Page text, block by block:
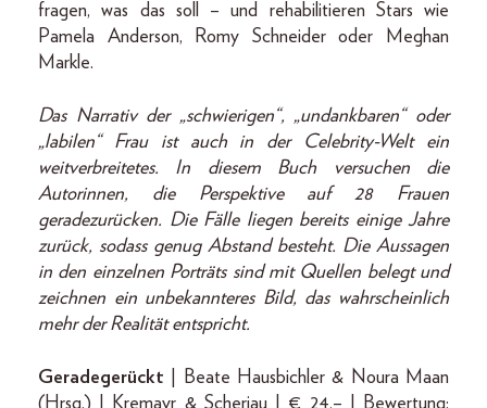
fragen, was das soll – und rehabilitieren Stars wie
Pamela Anderson, Romy Schneider oder Meghan
Markle.
Das Narrativ der „schwierigen“, „undankbaren“ oder
„labilen“ Frau ist auch in der Celebrity-Welt ein
weitverbreitetes. In diesem Buch versuchen die
Autorinnen, die Perspektive auf 28 Frauen
geradezurücken. Die Fälle liegen bereits einige Jahre
zurück, sodass genug Abstand besteht. Die Aussagen
in den einzelnen Porträts sind mit Quellen belegt und
zeichnen ein unbekannteres Bild, das wahrscheinlich
mehr der Realität entspricht.
Geradegerückt
| Beate Hausbichler & Noura Maan